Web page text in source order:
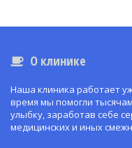
О клинике
Наша клиника работает
время мы помогли
улыбку, заработав себе
медицинских и иных